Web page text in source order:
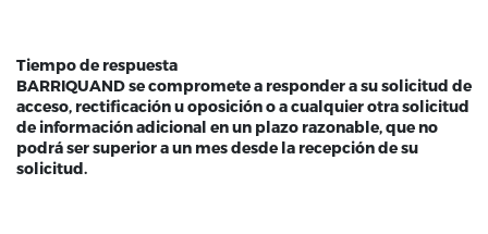
Tiempo de respuesta
BARRIQUAND se compromete a responder a su solicitud de
acceso, rectificación u oposición o a cualquier otra solicitud
de información adicional en un plazo razonable, que no
podrá ser superior a un mes desde la recepción de su
solicitud.